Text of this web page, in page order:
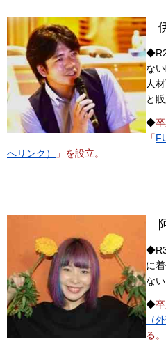
な
人
と
◆
「
へリンク）
」を設立。
に
な
◆
（
る。